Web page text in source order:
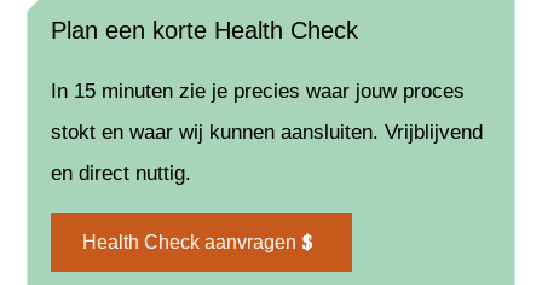
Plan een korte Health Check
In 15 minuten zie je precies waar jouw proces
stokt en waar wij kunnen aansluiten. Vrijblijvend
en direct nuttig.
Health Check aanvragen